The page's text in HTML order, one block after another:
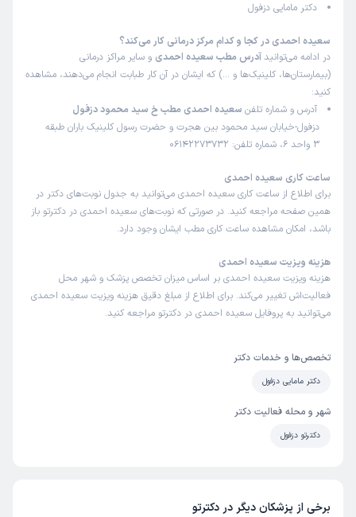
دکتر مامایی دزفول
سعیده احمدی در کجا و کدام مرکز درمانی کار می‌کند؟
در ادامه می‌توانید آدرس مطب سعیده احمدی و سایر مراکز درمانی
(بیمارستان‌ها، کلینیک‌ها و …) که ایشان در آن کار طبابت انجام می‌دهند، مشاهده
کنید:
آدرس و شماره تلفن سعیده احمدی مطب خ سید محمود دزفول
دزفول-خیابان سید محمود بین هجرت و حضرت رسول کلینیک باران طبقه
3 واحد 6، شماره تلفن: 06142273732
ساعت کاری سعیده احمدی
برای اطلاع از ساعت کاری سعیده احمدی می‌توانید به جدول نوبت‌های دکتر در
همین صفحه مراجعه کنید. در صورتی که نوبت‌های سعیده احمدی در دکترتو باز
باشد، امکان مشاهده ساعت کاری مطب ایشان وجود دارد.
هزینه ویزیت سعیده احمدی
هزینه ویزیت سعیده احمدی بر اساس میزان تخصص پزشک و شهر محل
فعالیت‌اش تغییر می‌کند. برای اطلاع از مبلغ دقیق هزینه ویزیت سعیده احمدی
می‌توانید به پروفایل سعیده احمدی در دکترتو مراجعه کنید.
تخصص‌ها و خدمات دکتر
دکتر مامایی دزفول
شهر و محله فعالیت دکتر
دکترتو دزفول
برخی از پزشکان دیگر در دکترتو